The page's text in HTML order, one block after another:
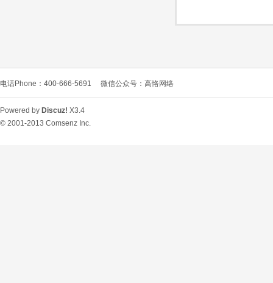
电话Phone：400-666-5691 微信公众号：高恪网络
Powered by Discuz! X3.4
© 2001-2013 Comsenz Inc.